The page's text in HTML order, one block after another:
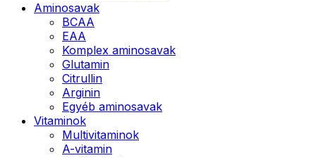
Aminosavak
BCAA
EAA
Komplex aminosavak
Glutamin
Citrullin
Arginin
Egyéb aminosavak
Vitaminok
Multivitaminok
A-vitamin